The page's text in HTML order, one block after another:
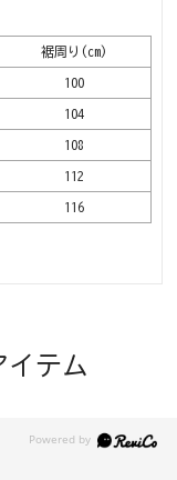
裾周り(cm)
100
104
108
112
116
イテム